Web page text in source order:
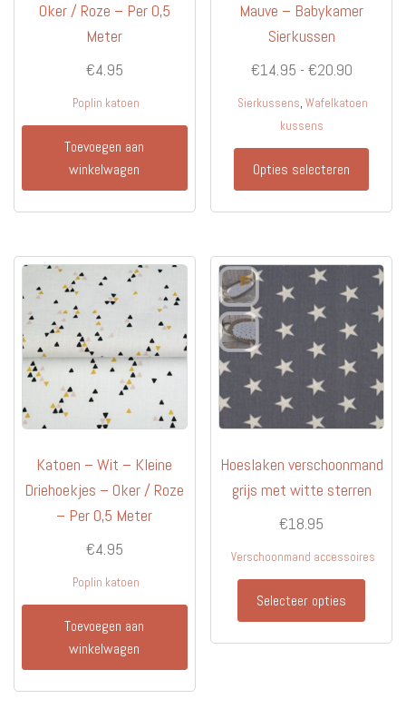
Oker / Roze – Per 0,5
Meter
€4.95
Poplin katoen
Toevoegen aan
winkelwagen
Mauve – Babykamer
Sierkussen
€14.95 - €20.90
€20.90
Sierkussens, Wafelkatoen
kussens
Opties selecteren
Dit
Deze
optie
kan
op
Katoen – Wit – Kleine
Driehoekjes – Oker / Roze
– Per 0,5 Meter
€4.95
Poplin katoen
Toevoegen aan
winkelwagen
Hoeslaken verschoonmand
grijs met witte sterren
€18.95
Verschoonmand accessoires
Selecteer opties